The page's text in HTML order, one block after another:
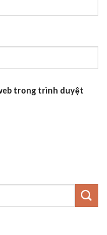
trong trình duyệt